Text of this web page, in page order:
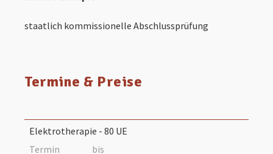
staatlich kommissionelle Abschlussprüfung
Termine & Preise
Elektrotherapie - 80 UE